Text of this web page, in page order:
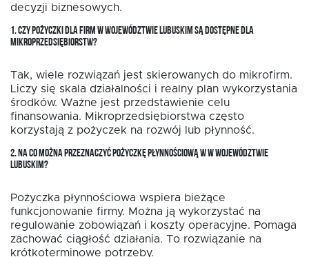
decyzji biznesowych.
1. CZY POŻYCZKI DLA FIRM W WOJEWÓDZTWIE LUBUSKIM SĄ DOSTĘPNE DLA
MIKROPRZEDSIĘBIORSTW?
Tak, wiele rozwiązań jest skierowanych do mikrofirm.
Liczy się skala działalności i realny plan wykorzystania
środków. Ważne jest przedstawienie celu
finansowania. Mikroprzedsiębiorstwa często
korzystają z pożyczek na rozwój lub płynność.
2. NA CO MOŻNA PRZEZNACZYĆ POŻYCZKĘ PŁYNNOŚCIOWĄ W W WOJEWÓDZTWIE
LUBUSKIM?
Pożyczka płynnościowa wspiera bieżące
funkcjonowanie firmy. Można ją wykorzystać na
regulowanie zobowiązań i koszty operacyjne. Pomaga
zachować ciągłość działania. To rozwiązanie na
krótkoterminowe potrzeby.